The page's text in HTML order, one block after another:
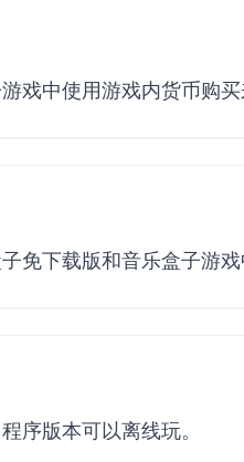
戏中使用游戏内货币购买
免下载版和音乐盒子游戏
序版本可以离线玩。